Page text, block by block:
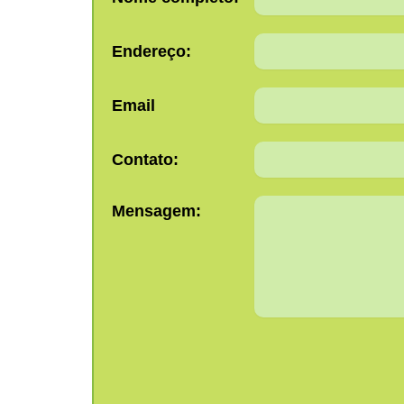
Endereço:
Email
Contato:
Mensagem: